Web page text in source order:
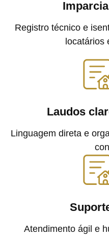
Registro técnico e
locatários
Laudos
Linguagem direta e
Atendimento ágil e